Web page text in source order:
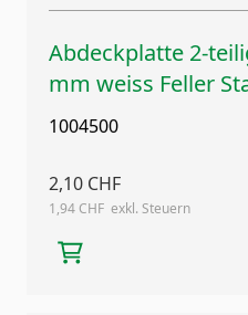
Abdeckplatte 2-
mm weiss Feller
1004500
2,10 CHF
1,94 CHF